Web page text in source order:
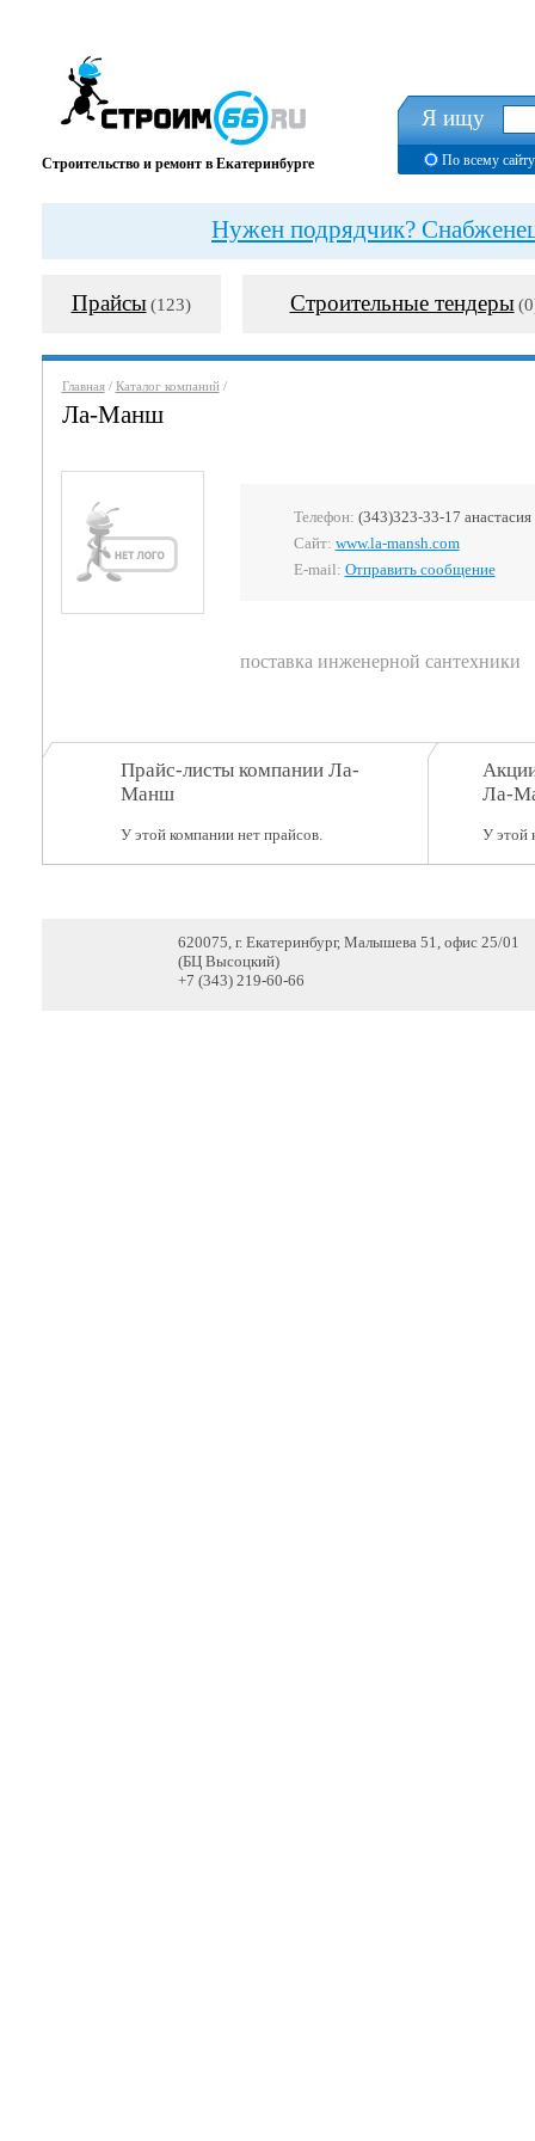
Строительство и ремонт в Екатеринбурге
Я ищу
По всему сайту
Нужен подрядчик?
Прайсы (123) Строительные тендеры
Главная/ Каталог компаний/
Ла-Манш
Телефон: (343)323-33-17
Сайт: www.la-mansh.com
E-mail: Отправить сообщение
поставка инженерной сантехники
Прайс-листы компании Ла-
Манш
У этой компании нет прайсов.
Ла-
У этой
620075, г. Екатеринбург, Малышева 51, офис 25/01
(БЦ Высоцкий)
+7 (343) 219-60-66